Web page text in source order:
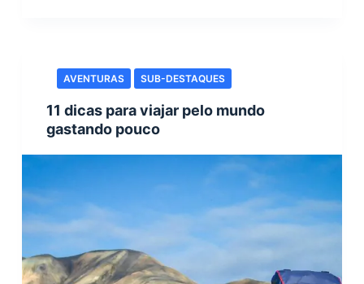
AVENTURAS SUB-DESTAQUES
11 dicas para viajar pelo mundo
gastando pouco